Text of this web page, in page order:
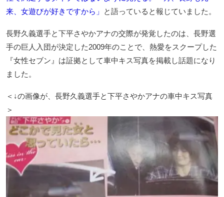
来、女遊びが好きですから」
と語っていると報じていました。
長野久義選手と下平さやかアナの交際が発覚したのは、長野選
手の巨人入団が決定した2009年のことで、熱愛をスクープした
『女性セブン』は証拠として車中キス写真を掲載し話題になり
ました。
＜↓の画像が、長野久義選手と下平さやかアナの車中キス写真
＞